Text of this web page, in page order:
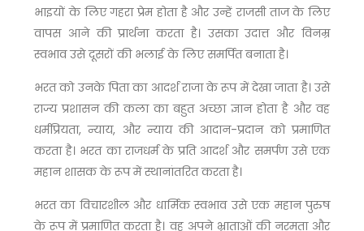
भाइयों के लिए गहरा प्रेम होता है और उन्हें राजसी ताज के लिए
वापस आने की प्रार्थना करता है। उसका उदात्त और विनम्र
स्वभाव उसे दूसरों की भलाई के लिए समर्पित बनाता है।
भरत को उनके पिता का आदर्श राजा के रूप में देखा जाता है। उसे
राज्य प्रशासन की कला का बहुत अच्छा ज्ञान होता है और वह
धर्मप्रियता, न्याय, और न्याय की आदान-प्रदान को प्रमाणित
करता है। भरत का राजधर्म के प्रति आदर्श और समर्पण उसे एक
महान शासक के रूप में स्थानांतरित करता है।
भरत का विचारशील और धार्मिक स्वभाव उसे एक महान पुरुष
के रूप में प्रमाणित करता है। वह अपने भ्राताओं की नरमता और